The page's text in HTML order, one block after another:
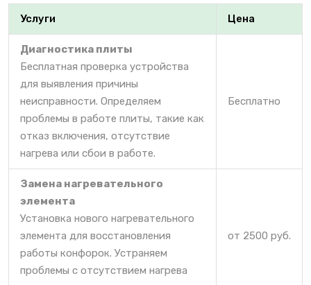
Услуги Цена
Диагностика плиты
Бесплатная проверка устройства
для выявления причины
неисправности. Определяем
проблемы в работе плиты, такие как
отказ включения, отсутствие
нагрева или сбои в работе.
Бесплатно
Замена нагревательного
элемента
Установка нового нагревательного
элемента для восстановления
работы конфорок. Устраняем
проблемы с отсутствием нагрева
от 2500 руб.